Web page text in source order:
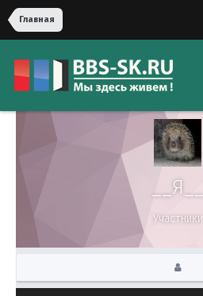
Главная
__Я__
Участники